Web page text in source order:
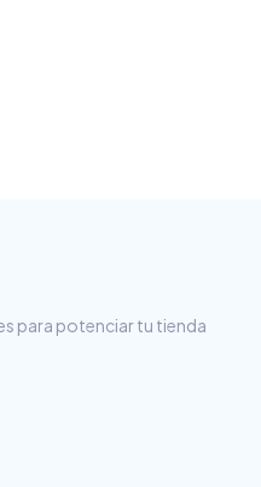
para potenciar tu tienda